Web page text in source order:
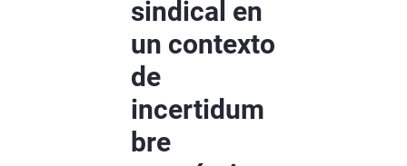
sindical en
un contexto
de
incertidum
bre